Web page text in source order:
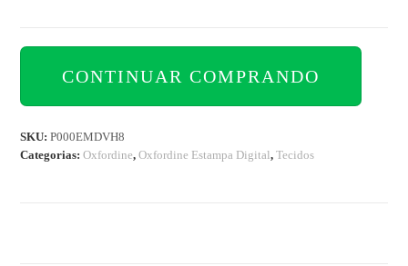
CONTINUAR COMPRANDO
SKU:P000EMDVH8
Categorias:Oxfordine,Oxfordine Estampa Digital,Tecidos